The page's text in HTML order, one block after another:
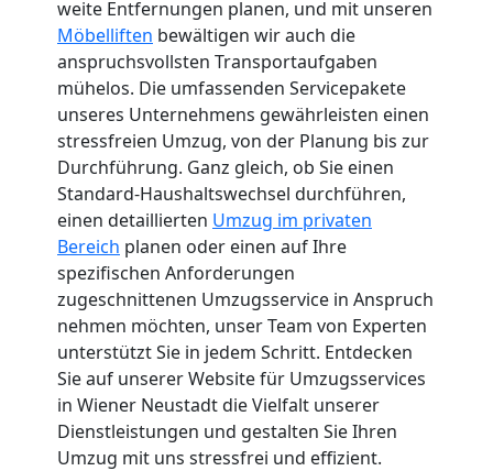
weite Entfernungen planen, und mit unseren
Möbelliften bewältigen wir auch die
anspruchsvollsten Transportaufgaben
mühelos. Die umfassenden Servicepakete
unseres Unternehmens gewährleisten einen
stressfreien Umzug, von der Planung bis zur
Durchführung. Ganz gleich, ob Sie einen
Standard-Haushaltswechsel durchführen,
einen detaillierten Umzug im privaten
Bereich planen oder einen auf Ihre
spezifischen Anforderungen
zugeschnittenen Umzugsservice in Anspruch
nehmen möchten, unser Team von Experten
unterstützt Sie in jedem Schritt. Entdecken
Sie auf unserer Website für Umzugsservices
in Wiener Neustadt die Vielfalt unserer
Dienstleistungen und gestalten Sie Ihren
Umzug mit uns stressfrei und effizient.